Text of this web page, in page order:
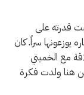
قدرته على
يوزعونها سراً. كان
مع الخميني
هنا ولدت فكرة